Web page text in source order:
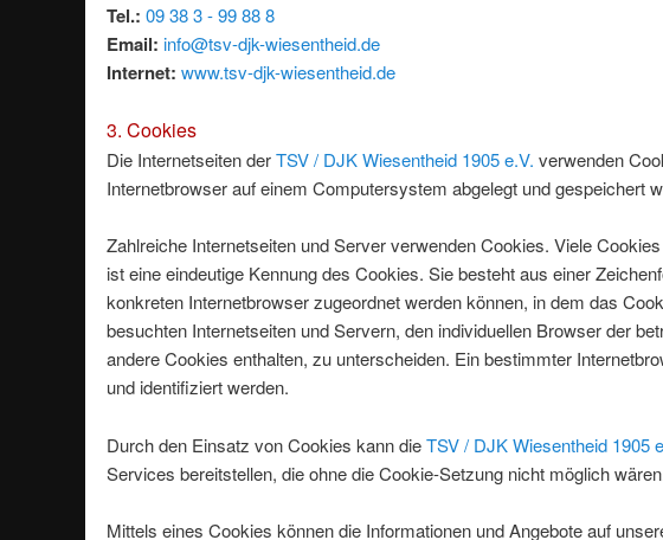
Tel.: 09 38 3 - 99 88 8
Email: info@tsv-djk-wiesentheid.de
Internet: www.tsv-djk-wiesentheid.de
3. Cookies
Die Internetseiten derTSV / DJK Wiesentheid 1905 e.V. verwenden
Internetbrowser auf einem Computersystem abgelegt und gespeichert
Zahlreiche Internetseiten und Server verwenden Cookies. Viele
ist eine eindeutige Kennung des Cookies. Sie besteht aus einer
konkreten Internetbrowser zugeordnet werden können, in dem das
besuchten Internetseiten und Servern, den individuellen Browser der
andere Cookies enthalten, zu unterscheiden. Ein bestimmter
und identifiziert werden.
Durch den Einsatz von Cookies kann dieTSV / DJK Wiesentheid 1905
Services bereitstellen, die ohne die Cookie-Setzung nicht möglich
Mittels eines Cookies können die Informationen und Angebote auf